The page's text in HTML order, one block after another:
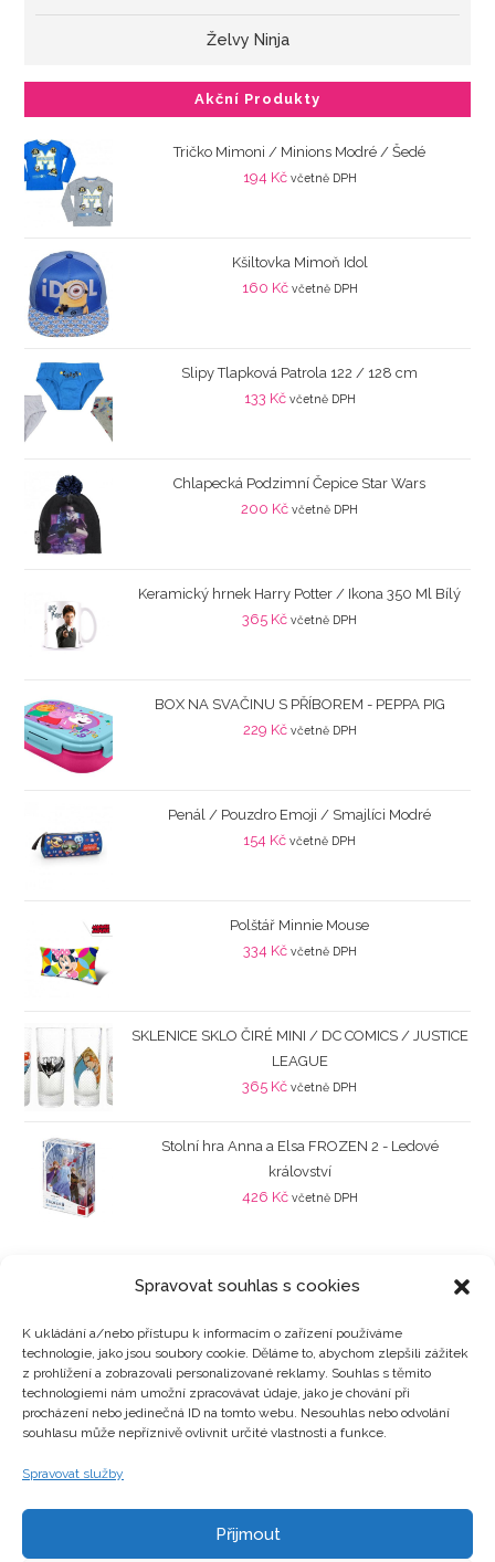
Spravovat souhlas s cookies
K ukládání a/nebo přístupu k informacím o zařízení používáme
technologie, jako jsou soubory cookie. Děláme to, abychom zlepšili zážitek
z prohlížení a zobrazovali personalizované reklamy. Souhlas s těmito
technologiemi nám umožní zpracovávat údaje, jako je chování při
procházení nebo jedinečná ID na tomto webu. Nesouhlas nebo odvolání
souhlasu může nepříznivě ovlivnit určité vlastnosti a funkce.
Spravovat služby
Přijmout
Želvy Ninja
Akční Produkty
Tričko Mimoni / Minions Modré / Šedé
194 Kč včetně DPH
Kšiltovka Mimoň Idol
160 Kč včetně DPH
Slipy Tlapková Patrola 122 / 128 cm
133 Kč včetně DPH
Chlapecká Podzimní Čepice Star Wars
200 Kč včetně DPH
Keramický hrnek Harry Potter / Ikona 350 Ml Bílý
365 Kč včetně DPH
BOX NA SVAČINU S PŘÍBOREM - PEPPA PIG
229 Kč včetně DPH
Penál / Pouzdro Emoji / Smajlíci Modré
154 Kč včetně DPH
Polštář Minnie Mouse
334 Kč včetně DPH
SKLENICE SKLO ČIRÉ MINI / DC COMICS / JUSTICE
LEAGUE
365 Kč včetně DPH
Stolní hra Anna a Elsa FROZEN 2 - Ledové
království
426 Kč včetně DPH
Kategorie produktů
Zajímavosti